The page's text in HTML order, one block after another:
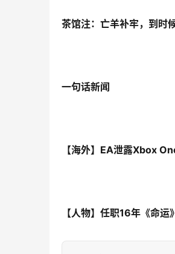
茶馆注：亡羊补牢，到时
一句话新闻
【海外】EA泄露Xbox
【人物】任职16年《命